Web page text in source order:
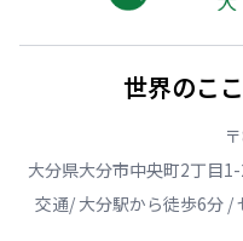
世界のこ
大分県大分市中央町2丁目
交通/ 大分駅から徒歩6分 /